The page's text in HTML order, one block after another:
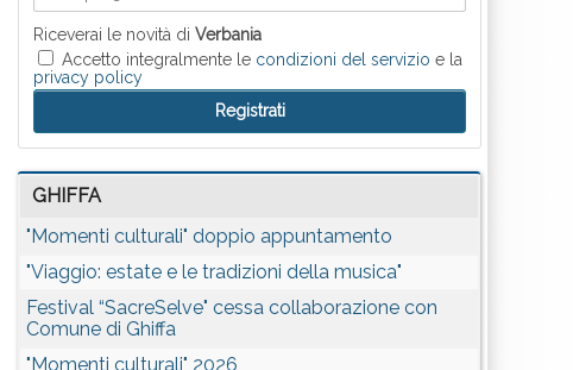
Riceverai le novità diVerbania
Accetto integralmente le condizioni del servizio e la
privacy policy
GHIFFA
"Momenti culturali" doppio appuntamento
"Viaggio: estate e le tradizioni della musica"
Festival “SacreSelve" cessa collaborazione con
Comune di Ghiffa
"Momenti culturali" 2026